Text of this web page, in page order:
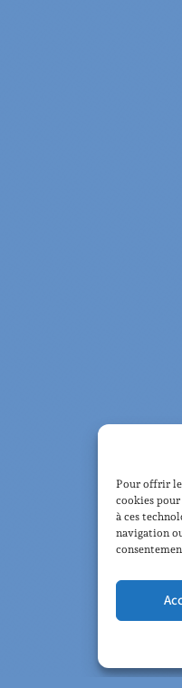
Pour offrir
cookies
à ces
navigation